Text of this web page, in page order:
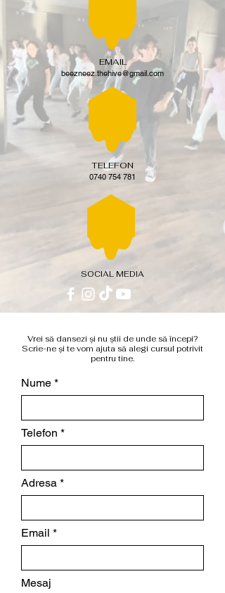
EMAIL
beezneez.thehive@gmail.com
TELEFON
0740 754 781
SOCIAL MEDIA
Vrei să dansezi și nu știi de unde să începi?
Scrie-ne și te vom ajuta să alegi cursul potrivit
pentru tine.
Nume
Telefon
Adresa
Email
Mesaj